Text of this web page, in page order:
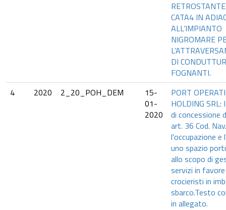
CATA4 IN
ALL’IMPIANTO
NIGROMARE
DI
FOGNANTI.
4
2020 2_20_POH_DEM
15-
01-
2020
PORT
HOLDING
di concessione
art. 36 Cod.
l'occupazione e
uno spazio
allo scopo di
servizi in
crocieristi in
sbarco.Testo
in allegato.